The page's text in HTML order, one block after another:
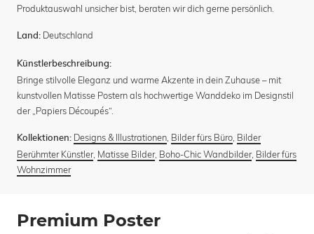
Produktauswahl unsicher bist, beraten wir dich gerne persönlich.
Land: Deutschland
Künstlerbeschreibung:
Bringe stilvolle Eleganz und warme Akzente in dein Zuhause – mit
kunstvollen Matisse Postern als hochwertige Wanddeko im Designstil
der „Papiers Découpés“.
Kollektionen: Designs & Illustrationen Bilder fürs Büro Bilder
Berühmter Künstler, Matisse Bilder, Boho-Chic Wandbilder, Bilder fürs
Wohnzimmer
Premium Poster